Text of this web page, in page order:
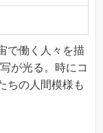
で働く人々を描
が光る。時にコ
ちの人間模様も